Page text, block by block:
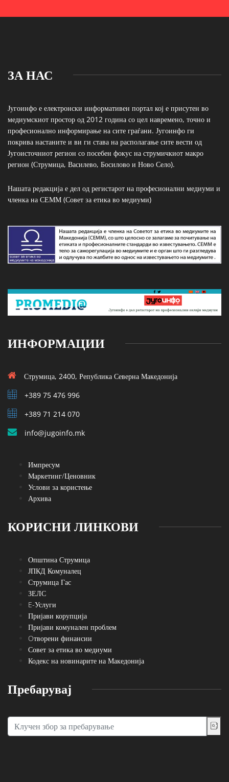
ЗА НАС
Југоинфо е електронски информативен портал кој е присутен во
медиумскиот простор од 2012 година со цел навремено, точно и
професионално информирање на сите граѓани. Југоинфо ги
покрива настаните и ви ги става на располагање сите вести од
Југоисточниот регион со посебен фокус на струмичкиот макро
регион (Струмица, Василево, Босилово и Ново Село).
Нашата редакција е дел од регистарот на професионални медиуми и
членка на СЕММ (Совет за етика во медиуми)
ИНФОРМАЦИИ
Струмица, 2400, Република Северна Македонија
+389 75 476 996
+389 71 214 070
info@jugoinfo.mk
Импресум
Маркетинг/Ценовник
Услови за користење
Архива
КОРИСНИ ЛИНКОВИ
Општина Струмица
ЈПКД Комуналец
Струмица Гас
ЗЕЛС
E-Услуги
Пријави корупција
Пријави комунален проблем
Oтворени финансии
Совет за етика во медиуми
Кодекс на новинарите на Македонија
Пребарувај